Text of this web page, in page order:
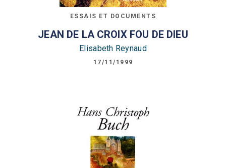
ESSAIS ET DOCUMENTS
JEAN DE LA CROIX FOU DE DIEU
Elisabeth Reynaud
17/11/1999